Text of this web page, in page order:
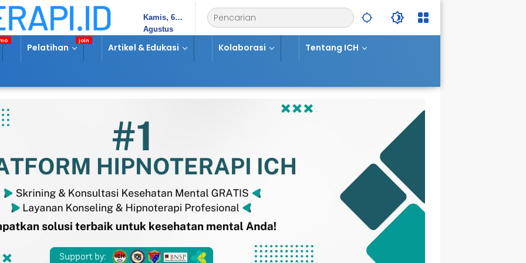
Kamis, 6
Agustus
Pelatihan Artikel & Edukasi Kolaborasi Tentang ICH